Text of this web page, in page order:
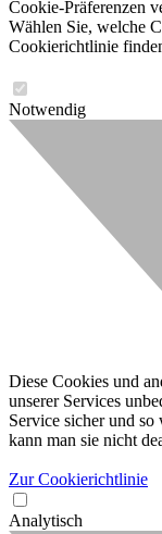
Cookie-Präferenzen
Wählen Sie, welche
Cookierichtlinie
Notwendig
Diese Cookies und
unserer Services
Service sicher und
kann man sie nicht
Zur Cookierichtlinie
Analytisch